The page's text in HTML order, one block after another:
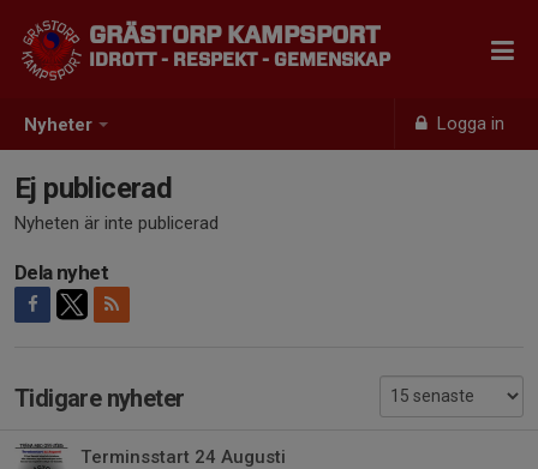
Nyheter Logga in
GRÄSTORP KAMPSPORT
IDROTT - RESPEKT - GEMENSKAP
Ej publicerad
Nyheten är inte publicerad
Dela nyhet
Tidigare nyheter
Terminsstart 24 Augusti